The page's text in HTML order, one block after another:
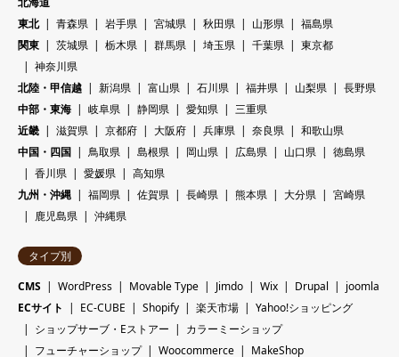
東北
青森県 岩手県 宮城県 秋田県 山形県
福島県
関東
茨城県 栃木県 群馬県 埼玉県 千葉県
東京都
神奈川県
北陸・甲信越
新潟県 富山県 石川県 福井県 山梨県
長野県
中部・東海
岐阜県 静岡県 愛知県
三重県
近畿
滋賀県 京都府 大阪府 兵庫県 奈良県
和歌山県
中国・四国
鳥取県 島根県 岡山県 広島県 山口県
徳島県
香川県
愛媛県
高知県
九州・沖縄
福岡県 佐賀県 長崎県 熊本県 大分県
宮崎県
鹿児島県
沖縄県
タイプ別
CMS
WordPress Movable Type Jimdo Wix Drupal
joomla
ECサイト
EC-CUBE Shopify 楽天市場
Yahoo!ショッピング
ショップサーブ・Eストアー
カラーミーショップ
フューチャーショップ
Woocommerce MakeShop